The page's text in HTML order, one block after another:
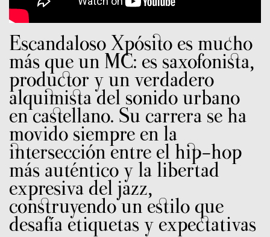
Escandaloso Xpósito es mucho
más que un MC: es saxofonista,
productor y un verdadero
alquimista del sonido urbano
en castellano. Su carrera se ha
movido siempre en la
intersección entre el hip-hop
más auténtico y la libertad
expresiva del jazz,
construyendo un estilo que
desafía etiquetas y expectativas